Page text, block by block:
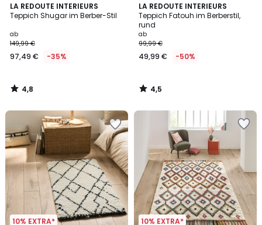
LA REDOUTE INTERIEURS
Teppich Shugar im Berber-Stil
ab
149,99 €
97,49 € -35%
4,8
/ 5
4,8
/
LA REDOUTE INTERIEURS
Teppich Fatouh im Berberstil,
rund
ab
99,99 €
49,99 € -50%
4,5
/ 5
4,5
/
10% EXTRA* 10% EXTRA*